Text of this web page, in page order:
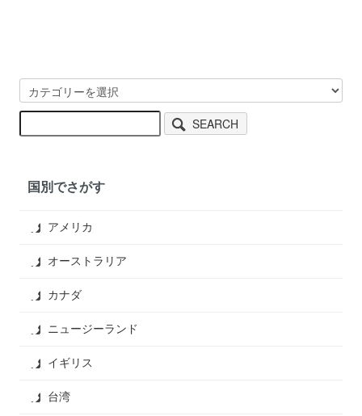
SEARCH
国別でさがす
アメリカ
オーストラリア
カナダ
ニュージーランド
イギリス
台湾